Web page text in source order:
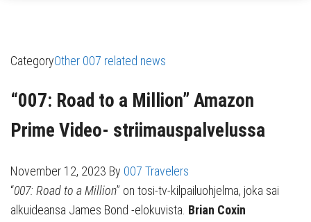
CategoryOther 007 related news
“007: Road to a Million” Amazon
Prime Video- striimauspalvelussa
November 12, 2023 By 007 Travelers
“007: Road to a Million” on tosi-tv-kilpailuohjelma, joka sai
alkuideansa James Bond -elokuvista. Brian Coxin